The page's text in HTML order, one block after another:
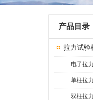
产品目录
拉力试验
电子拉
单柱拉
双柱拉